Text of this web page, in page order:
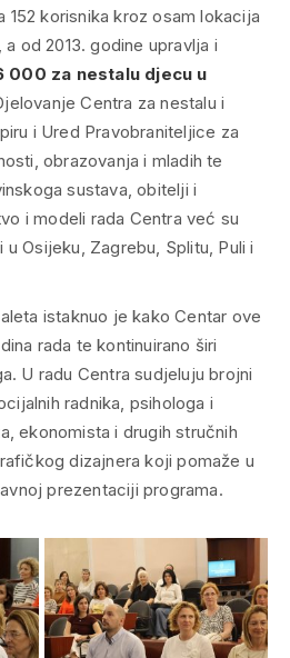
152 korisnika kroz osam lokacija
od 2013. godine upravlja i
000 za nestalu djecu u
Centra za nestalu i
i Ured Pravobraniteljice za
obrazovanja i mladih te
sustava, obitelji i
i modeli rada Centra već su
Osijeku, Zagrebu, Splitu, Puli i
istaknuo je kako Centar ove
rada te kontinuirano širi
U radu Centra sudjeluju brojni
radnika, psihologa i
ekonomista i drugih stručnih
dizajnera koji pomaže u
prezentaciji programa.